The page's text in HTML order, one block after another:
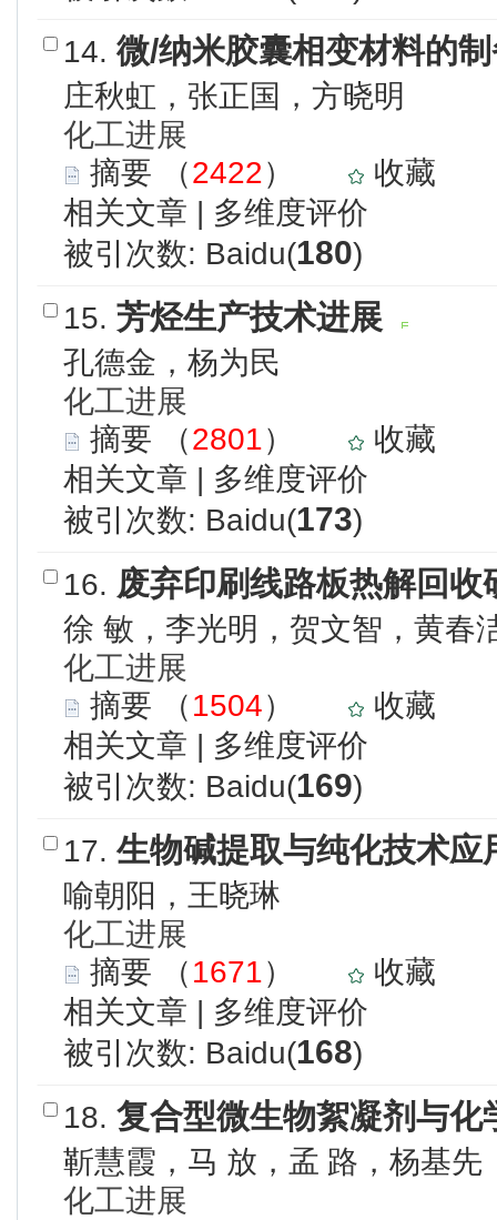
14. 微/纳米胶囊相变材料的
庄秋虹，张正国，方晓明
化工进展
摘要 （2422）
收藏
相关文章 | 多维度评价
被引次数: Baidu(180)
15. 芳烃生产技术进展
孔德金，杨为民
化工进展
摘要 （2801）
收藏
相关文章 | 多维度评价
被引次数: Baidu(173)
16. 废弃印刷线路板热解回收
徐 敏，李光明，贺文智，黄春
化工进展
摘要 （1504）
收藏
相关文章 | 多维度评价
被引次数: Baidu(169)
17. 生物碱提取与纯化技术应
喻朝阳，王晓琳
化工进展
摘要 （1671）
收藏
相关文章 | 多维度评价
被引次数: Baidu(168)
18. 复合型微生物絮凝剂与
靳慧霞 ，马 放 ，孟 路 ，杨基先
化工进展